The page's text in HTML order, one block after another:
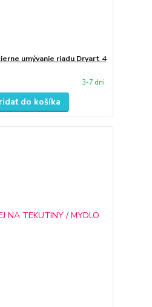
umývanie riadu Dryart 4
3-7 dni
do košíka